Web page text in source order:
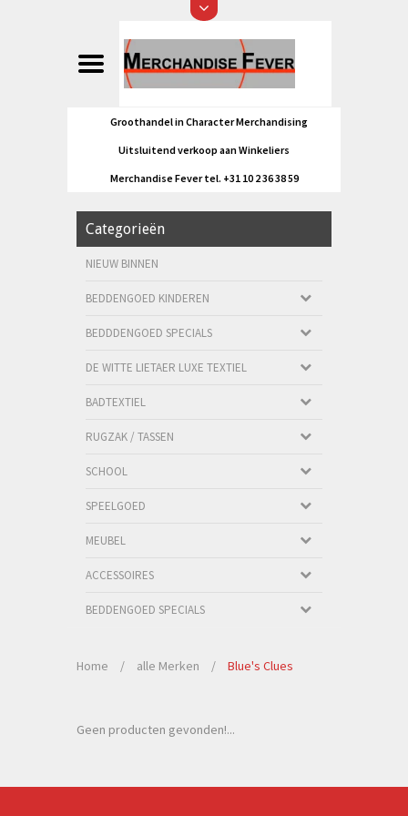
Groothandel in Character Merchandising
Uitsluitend verkoop aan Winkeliers
Merchandise Fever tel. +31 10 2 36 38 59
Categorieën
NIEUW BINNEN
BEDDENGOED KINDEREN
BEDDDENGOED SPECIALS
DE WITTE LIETAER LUXE TEXTIEL
BADTEXTIEL
RUGZAK / TASSEN
SCHOOL
SPEELGOED
MEUBEL
ACCESSOIRES
BEDDENGOED SPECIALS
Home / alle Merken / Blue's Clues
Geen producten gevonden!...